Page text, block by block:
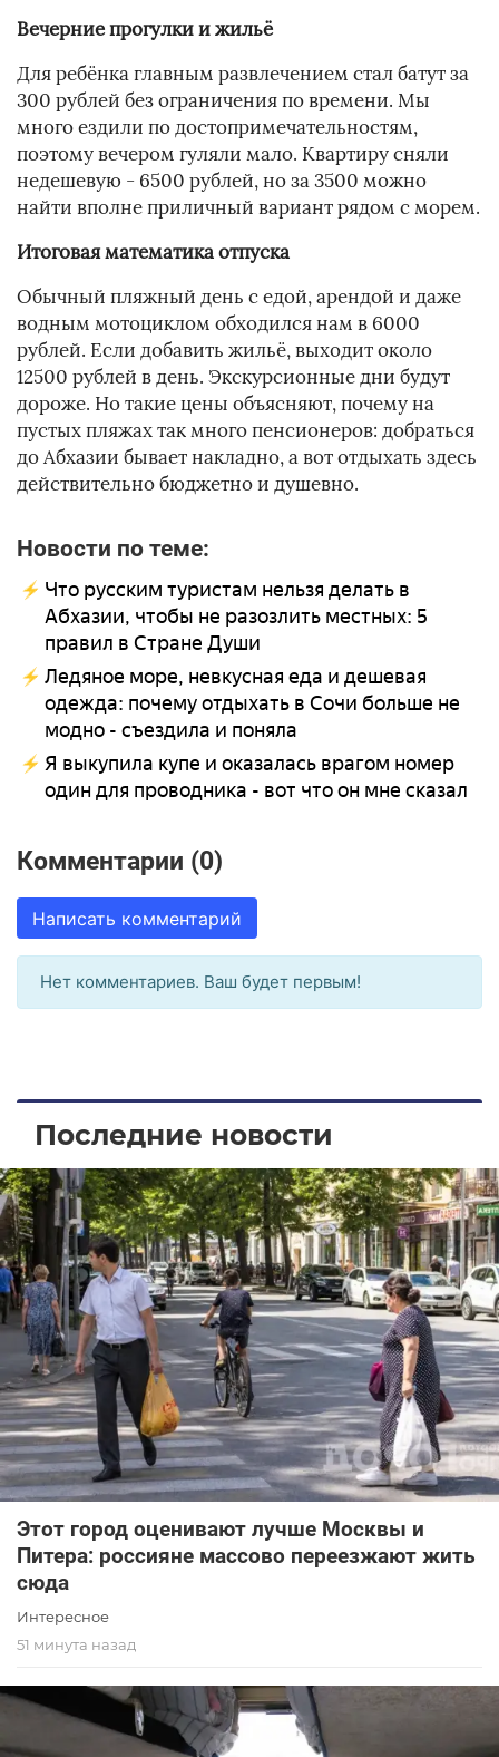
Вечерние прогулки и жильё
Для ребёнка главным развлечением стал батут за
300 рублей без ограничения по времени. Мы
много ездили по достопримечательностям,
поэтому вечером гуляли мало. Квартиру сняли
недешевую - 6500 рублей, но за 3500 можно
найти вполне приличный вариант рядом с морем.
Итоговая математика отпуска
Обычный пляжный день с едой, арендой и даже
водным мотоциклом обходился нам в 6000
рублей. Если добавить жильё, выходит около
12500 рублей в день. Экскурсионные дни будут
дороже. Но такие цены объясняют, почему на
пустых пляжах так много пенсионеров: добраться
до Абхазии бывает накладно, а вот отдыхать здесь
действительно бюджетно и душевно.
Новости по теме:
Что русским туристам нельзя делать в
Абхазии, чтобы не разозлить местных: 5
правил в Стране Души
Ледяное море, невкусная еда и дешевая
одежда: почему отдыхать в Сочи больше не
модно - съездила и поняла
Я выкупила купе и оказалась врагом номер
один для проводника - вот что он мне сказал
Комментарии (0)
Написать комментарий
Нет комментариев. Ваш будет первым!
Последние новости
Этот город оценивают лучше Москвы и
Питера: россияне массово переезжают жить
сюда
Интересное
51 минута назад